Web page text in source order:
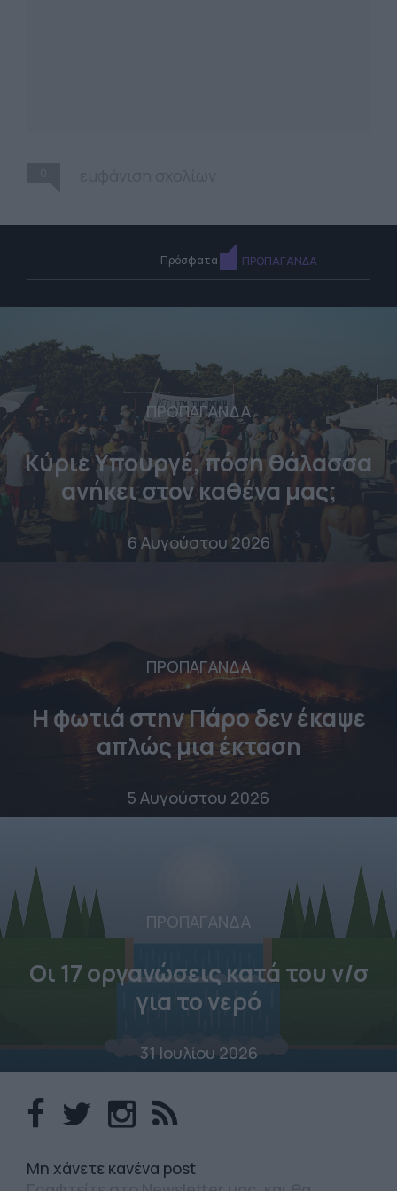
Πρόσφατα ΠΡΟΠΑΓΑΝΔΑ
ΠΡΟΠΑΓΑΝΔΑ
Κύριε Υπουργέ, πόση θάλασσα
ανήκει στον καθένα μας;
6 Αυγούστου 2026
ΠΡΟΠΑΓΑΝΔΑ
Η φωτιά στην Πάρο δεν έκαψε
απλώς μια έκταση
5 Αυγούστου 2026
ΠΡΟΠΑΓΑΝΔΑ
Οι 17 οργανώσεις κατά του ν/σ
για το νερό
31 Ιουλίου 2026
Mη χάνετε κανένα post